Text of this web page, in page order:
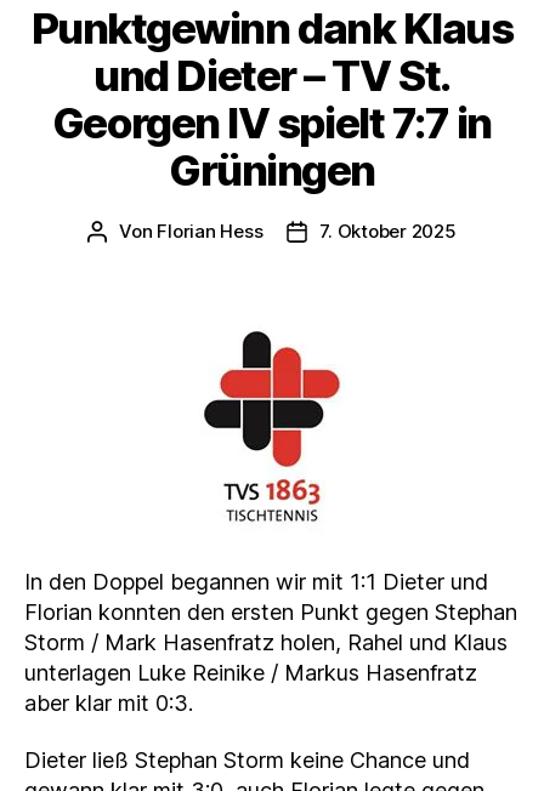
Punktgewinn dank Klaus
und Dieter – TV St.
Georgen IV spielt 7:7 in
Grüningen
Beitragsautor
Von Florian Hess Veröffentlichungsdatum
7. Oktober 2025
In den Doppel begannen wir mit 1:1 Dieter und
Florian konnten den ersten Punkt gegen Stephan
Storm / Mark Hasenfratz holen, Rahel und Klaus
unterlagen Luke Reinike / Markus Hasenfratz
aber klar mit 0:3.
Dieter ließ Stephan Storm keine Chance und